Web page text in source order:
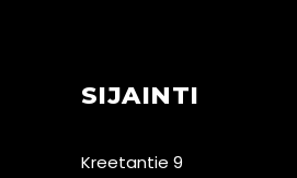
SIJAINTI
Kreetantie 9